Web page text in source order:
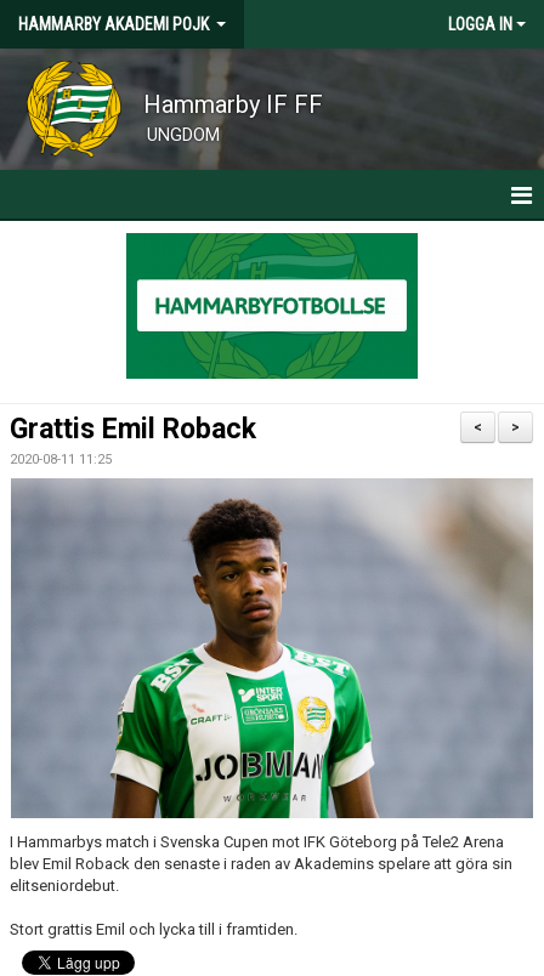
HAMMARBY AKADEMI POJK LOGGA IN
Hammarby IF FF
UNGDOM
MATRIALANSVARIG SÖKES
>
<
Grattis Emil Roback
2020-08-11 11:25
I Hammarbys match i Svenska Cupen mot IFK Göteborg på Tele2 Arena
blev Emil Roback den senaste i raden av Akademins spelare att göra sin
elitseniordebut.
Stort grattis Emil och lycka till i framtiden.